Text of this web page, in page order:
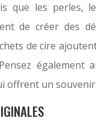
que les perles,
de créer des
de cire
également
offrent un